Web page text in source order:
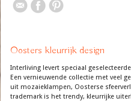
Oosters kleurrijk design
Interliving levert speciaal
Een vernieuwende collectie met veel
uit mozaieklampen, Oosterse
trademark is het trendy, kleurrijke